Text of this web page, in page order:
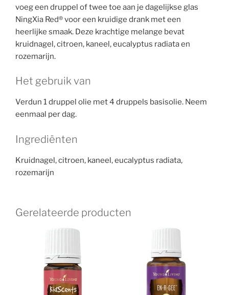
voeg een druppel of twee toe aan je dagelijkse glas
NingXia Red® voor een kruidige drank met een
heerlijke smaak. Deze krachtige melange bevat
kruidnagel, citroen, kaneel, eucalyptus radiata en
rozemarijn.
Het gebruik van
Verdun 1 druppel olie met 4 druppels basisolie. Neem
eenmaal per dag.
Ingrediënten
Kruidnagel, citroen, kaneel, eucalyptus radiata,
rozemarijn
Gerelateerde producten